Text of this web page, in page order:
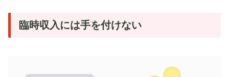
臨時収入には手を付けない